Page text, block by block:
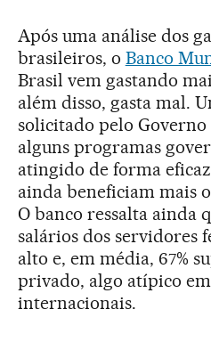
Após uma análise dos
brasileiros, o Banco
Brasil vem gastando
além disso, gasta mal.
solicitado pelo
alguns programas
atingido de forma
ainda beneficiam mais
O banco ressalta ainda
salários dos servidores
alto e, em média, 67%
privado, algo atípico
internacionais.